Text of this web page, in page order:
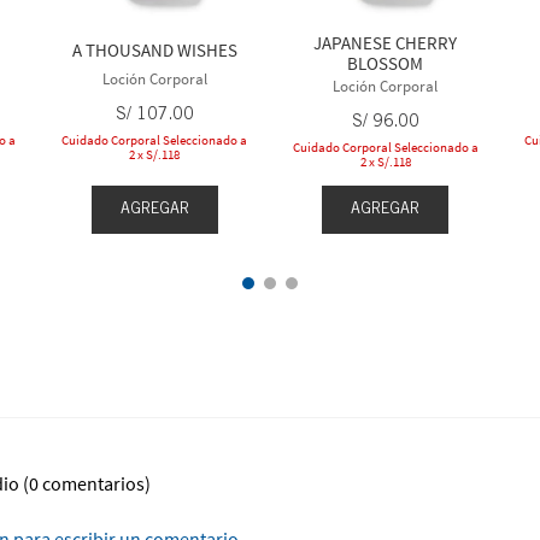
a
A THOUSAND WISHES
Loción Corporal
S/ 107.00
Cuidado Corporal Seleccionado a
2 x S/.118
AGREGAR
JAPANESE CHERRY
BLOSSOM
Loción Corporal
S/ 96.00
Cuidado Corporal Seleccionado a
2 x S/.118
AGREGAR
(0 comentarios)